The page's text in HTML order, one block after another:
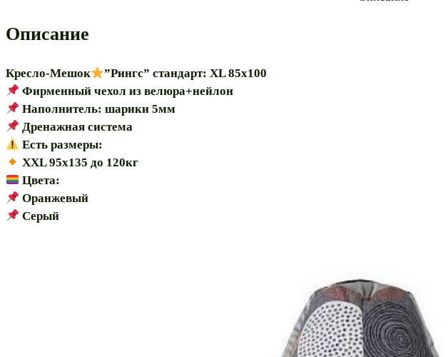
Описание
Кресло-Мешок
”Рингс” стандарт: ХL 85х100
Фирменный чехол из велюра+нейлон
Наполнитель: шарики 5мм
Дренажная система
Есть размеры:
ХХL 95х135 до 120кг
Цвета:
Оранжевый
Серый